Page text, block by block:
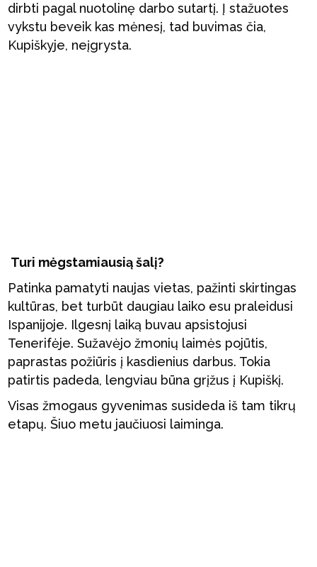
dirbti pagal nuotolinę darbo sutartį. Į stažuotes
vykstu beveik kas mėnesį, tad buvimas čia,
Kupiškyje, neįgrysta.
Turi mėgstamiausią šalį?
Patinka pamatyti naujas vietas, pažinti skirtingas
kultūras, bet turbūt daugiau laiko esu praleidusi
Ispanijoje. Ilgesnį laiką buvau apsistojusi
Tenerifėje. Sužavėjo žmonių laimės pojūtis,
paprastas požiūris į kasdienius darbus. Tokia
patirtis padeda, lengviau būna grįžus į Kupiškį.
Visas žmogaus gyvenimas susideda iš tam tikrų
etapų. Šiuo metu jaučiuosi laiminga.